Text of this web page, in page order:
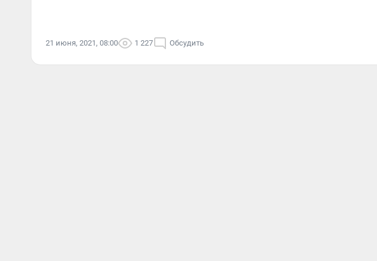
21 июня, 2021, 08:00 1 227 Обсудить